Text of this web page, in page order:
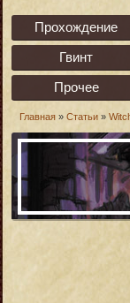
Прохождение
Гвинт
Прочее
Главная » Статьи »